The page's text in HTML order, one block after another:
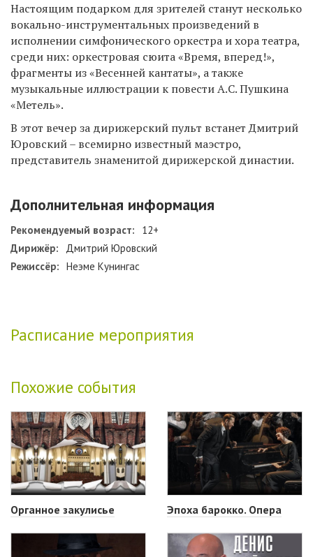
Настоящим подарком для зрителей станут несколько
вокально-инструментальных произведений в
исполнении симфонического оркестра и хора театра,
среди них: оркестровая сюита «Время, вперед!»,
фрагменты из «Весенней кантаты», а также
музыкальные иллюстрации к повести А.С. Пушкина
«Метель».
В этот вечер за дирижерский пульт встанет Дмитрий
Юровский – всемирно известный маэстро,
представитель знаменитой дирижерской династии.
Дополнительная информация
Рекомендуемый возраст:
12+
Дирижёр:
Дмитрий Юровский
Режиссёр: Неэме Кунингас
Расписание мероприятия
Похожие события
Органное закулисье Эпоха барокко. Опера